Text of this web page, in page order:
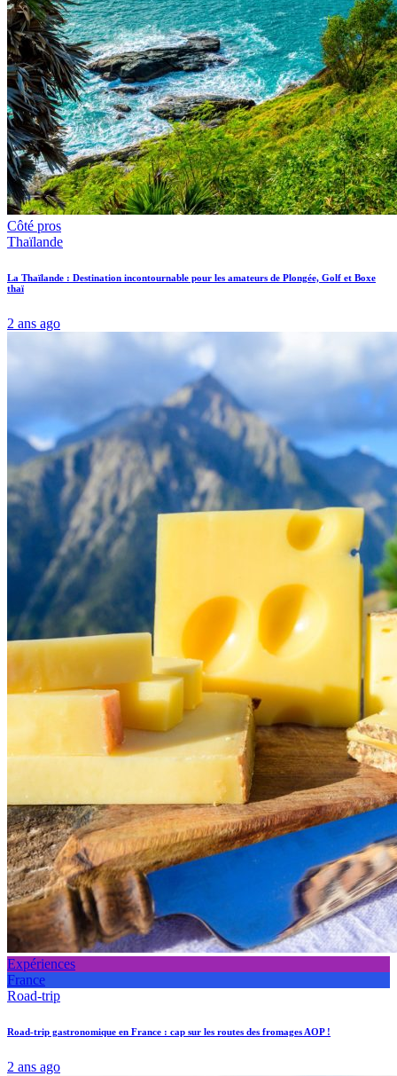
Côté pros
Thaïlande
La Thaïlande : Destination incontournable pour les amateurs de Plongée, Golf et Boxe
thaï
2 ans ago
Expériences
France
Road-trip
Road-trip gastronomique en France : cap sur les routes des fromages AOP !
2 ans ago